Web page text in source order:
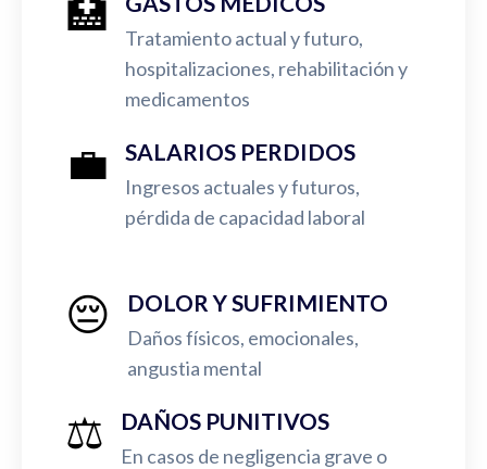
🏥
Tratamiento actual y futuro,
hospitalizaciones, rehabilitación y
medicamentos
💼 SALARIOS PERDIDOS
Ingresos actuales y futuros,
pérdida de capacidad laboral
😔 DOLOR Y SUFRIMIENTO
Daños físicos, emocionales,
angustia mental
⚖️ DAÑOS PUNITIVOS
En casos de negligencia grave o